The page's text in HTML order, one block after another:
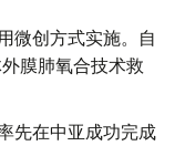
微创方式实施。自
膜肺氧合技术救
先在中亚成功完成